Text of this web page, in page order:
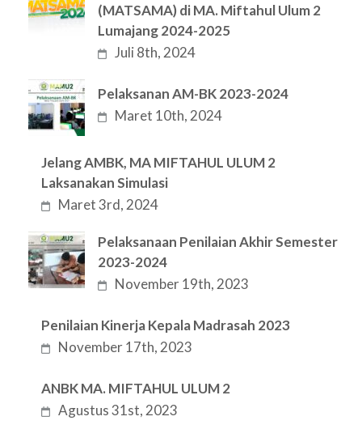
(MATSAMA) di MA. Miftahul Ulum 2
Lumajang 2024-2025
Juli 8th, 2024
Pelaksanan AM-BK 2023-2024
Maret 10th, 2024
Jelang AMBK, MA MIFTAHUL ULUM 2
Laksanakan Simulasi
Maret 3rd, 2024
Pelaksanaan Penilaian Akhir Semester
2023-2024
November 19th, 2023
Penilaian Kinerja Kepala Madrasah 2023
November 17th, 2023
ANBK MA. MIFTAHUL ULUM 2
Agustus 31st, 2023